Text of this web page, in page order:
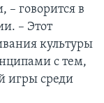
– говорится в
– Этот
культуры
с тем,
игры среди